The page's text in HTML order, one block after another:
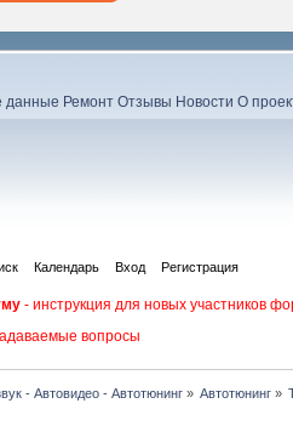
данные Ремонт Отзывы Новости О
Календарь Вход Регистрация
- инструкция для новых участников
вопросы
- Автовидео - Автотюнинг» Автотюнинг»